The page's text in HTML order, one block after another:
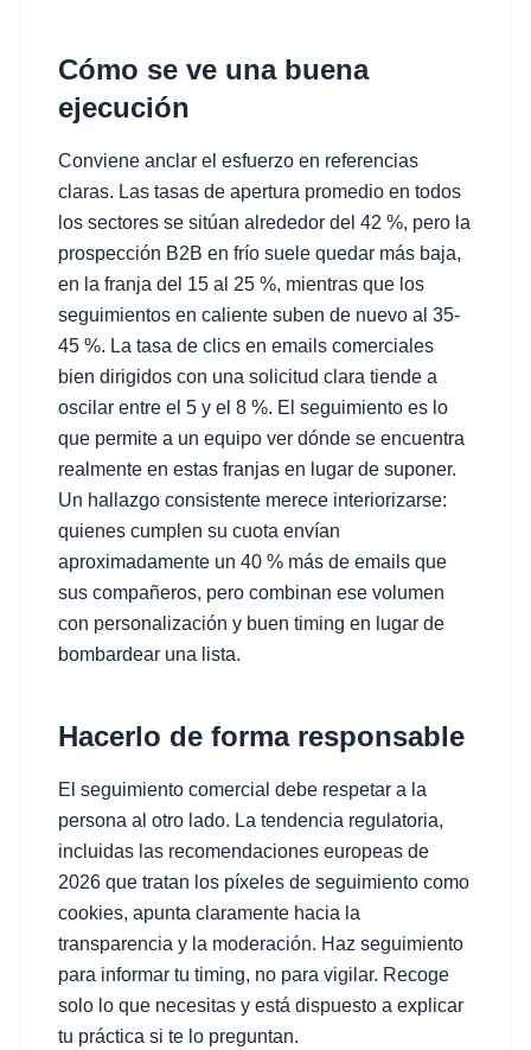
Cómo se ve una buena
ejecución
Conviene anclar el esfuerzo en referencias
claras. Las tasas de apertura promedio en todos
los sectores se sitúan alrededor del 42 %, pero la
prospección B2B en frío suele quedar más baja,
en la franja del 15 al 25 %, mientras que los
seguimientos en caliente suben de nuevo al 35-
45 %. La tasa de clics en emails comerciales
bien dirigidos con una solicitud clara tiende a
oscilar entre el 5 y el 8 %. El seguimiento es lo
que permite a un equipo ver dónde se encuentra
realmente en estas franjas en lugar de suponer.
Un hallazgo consistente merece interiorizarse:
quienes cumplen su cuota envían
aproximadamente un 40 % más de emails que
sus compañeros, pero combinan ese volumen
con personalización y buen timing en lugar de
bombardear una lista.
Hacerlo de forma responsable
El seguimiento comercial debe respetar a la
persona al otro lado. La tendencia regulatoria,
incluidas las recomendaciones europeas de
2026 que tratan los píxeles de seguimiento como
cookies, apunta claramente hacia la
transparencia y la moderación. Haz seguimiento
para informar tu timing, no para vigilar. Recoge
solo lo que necesitas y está dispuesto a explicar
tu práctica si te lo preguntan.